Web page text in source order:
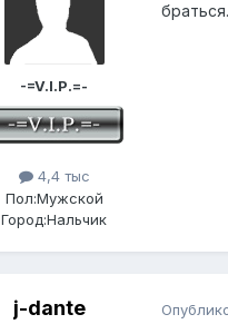
-=V.I.P.=-
4,4 тыс
Пол:Мужской
Город:Нальчик
j-dante